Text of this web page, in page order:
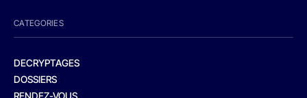
CATEGORIES
DECRYPTAGES
DOSSIERS
RENDEZ-VOUS